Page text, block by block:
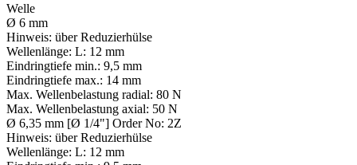
Welle
Ø 6 mm
Hinweis: über Reduzierhülse
Wellenlänge: L: 12 mm
Eindringtiefe min.: 9,5 mm
Eindringtiefe max.: 14 mm
Max. Wellenbelastung radial: 80 N
Max. Wellenbelastung axial: 50 N
Ø 6,35 mm [Ø 1/4"] Order No: 2Z
Hinweis: über Reduzierhülse
Wellenlänge: L: 12 mm